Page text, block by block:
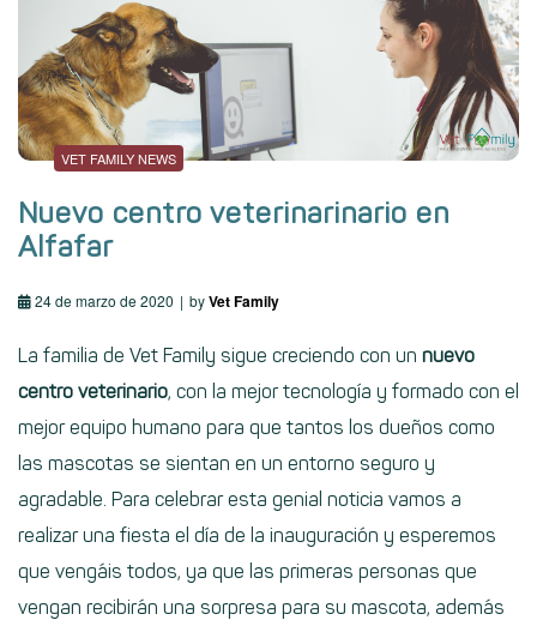
VET FAMILY NEWS
Nuevo centro veterinarinario en
Alfafar
24 de marzo de 2020 byVet Family
La familia de Vet Family sigue creciendo con un nuevo
centro veterinario, con la mejor tecnología y formado con el
mejor equipo humano para que tantos los dueños como
las mascotas se sientan en un entorno seguro y
agradable. Para celebrar esta genial noticia vamos a
realizar una fiesta el día de la inauguración y esperemos
que vengáis todos, ya que las primeras personas que
vengan recibirán una sorpresa para su mascota, además